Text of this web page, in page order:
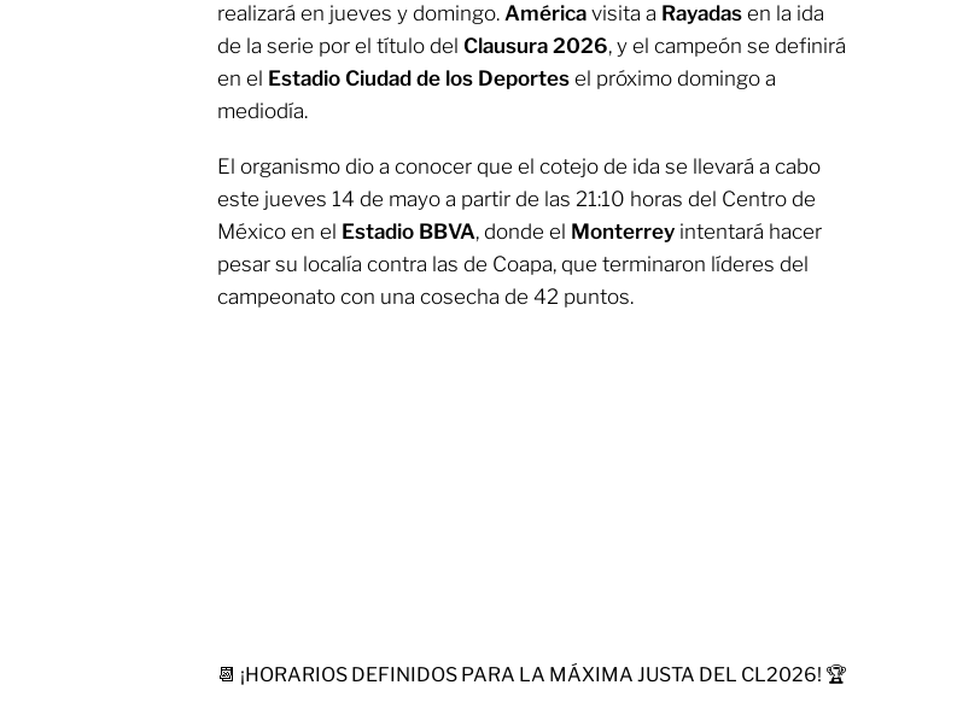
realizará en jueves y domingo. América visita a Rayadas en la ida
de la serie por el título del Clausura 2026, y el campeón se definirá
en el Estadio Ciudad de los Deportes el próximo domingo a
mediodía.
El organismo dio a conocer que el cotejo de ida se llevará a cabo
este jueves 14 de mayo a partir de las 21:10 horas del Centro de
México en el Estadio BBVA, donde el Monterrey intentará hacer
pesar su localía contra las de Coapa, que terminaron líderes del
campeonato con una cosecha de 42 puntos.
📆 ¡HORARIOS DEFINIDOS PARA LA MÁXIMA JUSTA DEL CL2026! 🏆